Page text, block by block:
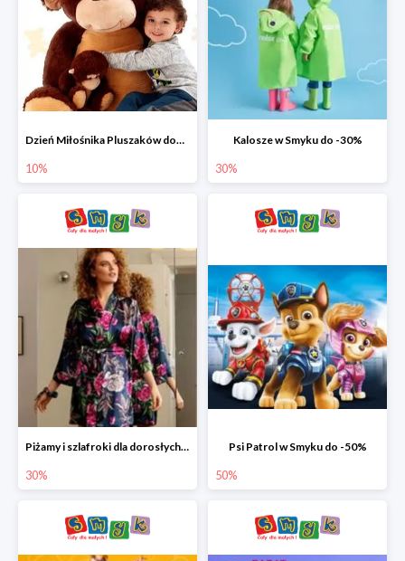
Dzień Miłośnika Pluszaków dodatkowy rabat -10%
10%
Kalosze w Smyku do -30%
30%
Piżamy i szlafroki dla dorosłych w Smyku do -30%
30%
Psi Patrol w Smyku do -50%
50%